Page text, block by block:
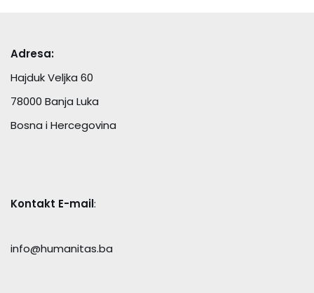
Adresa:
Hajduk Veljka 60
78000 Banja Luka
Bosna i Hercegovina
Kontakt E-mail:
info@humanitas.ba